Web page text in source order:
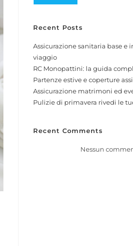
Recent Posts
Assicurazione sanitaria base e
viaggio
RC Monopattini: la guida
Partenze estive e coperture
Assicurazione matrimoni ed
Pulizie di primavera rivedi le
Recent Comments
Nessun